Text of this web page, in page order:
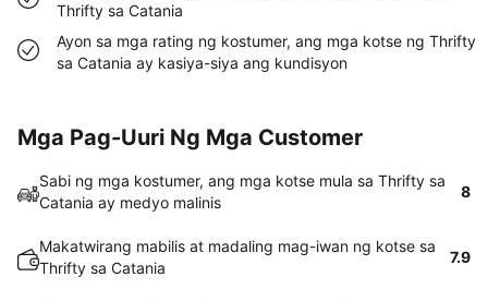
Thrifty sa Catania
Ayon sa mga rating ng kostumer, ang mga kotse ng Thrifty
sa Catania ay kasiya-siya ang kundisyon
Mga Pag-Uuri Ng Mga Customer
Sabi ng mga kostumer, ang mga kotse mula sa Thrifty sa
Catania ay medyo malinis
8
Makatwirang mabilis at madaling mag-iwan ng kotse sa
Thrifty sa Catania
7.9